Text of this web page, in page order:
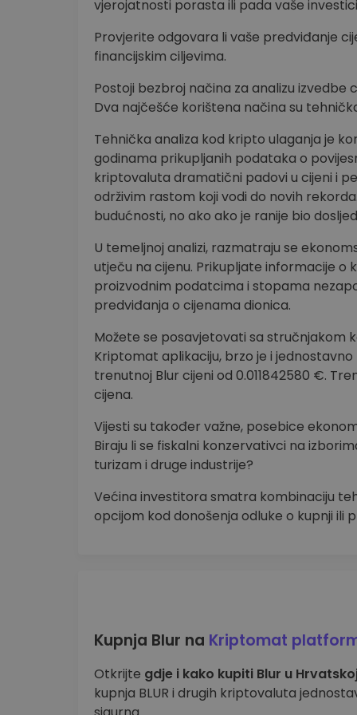
vjerojatnosti porasta ili pada vaše
Provjerite odgovara li vaše predviđanje
financijskim ciljevima.
Postoji bezbroj načina za analizu izvedbe
Dva najčešće korištena načina su
Tehnička analiza kod kripto ulaganja je
godinama prikupljanih podataka o
kriptovaluta dramatični padovi u cijeni i
održivim rastom koji vodi do novih
budućnosti, no ako ako je ranije bio
U temeljnoj analizi, razmatraju se
utječu na cijenu. Prikupljate informacije
proizvodnim podatcima i stopama
predviđanja o cijenama dionica.
Možete se posavjetovati sa stručnjakom
Kriptomat aplikaciju, brzo je i
trenutnoj Blur cijeni od 0.011842580 €.
cijena.
Vijesti su također važne, posebice
Biraju li se fiskalni konzervativci na
turizam i druge industrije?
Većina investitora smatra kombinaciju
opcijom kod donošenja odluke o kupnji ili
Kupnja Blur na Kriptomat
Otkrijte gdje i kako kupiti Blur u
kupnja BLUR i drugih kriptovaluta